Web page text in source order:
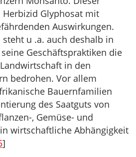
Glyphosat mit
Auswirkungen.
u .a. auch deshalb in
Geschäftspraktiken die
in den
bedrohen. Vor allem
Bauernfamilien
des Saatguts von
, Gemüse- und
wirtschaftliche Abhängigkeit
]